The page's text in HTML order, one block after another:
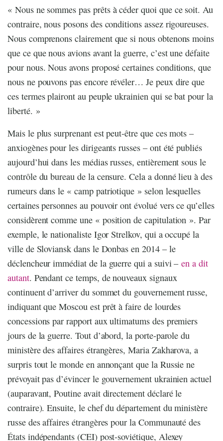
« Nous ne sommes pas prêts à céder quoi que ce soit. Au
contraire, nous posons des conditions assez rigoureuses.
Nous comprenons clairement que si nous obtenons moins
que ce que nous avions avant la guerre, c’est une défaite
pour nous. Nous avons proposé certaines conditions, que
nous ne pouvons pas encore révéler… Je peux dire que
ces termes plairont au peuple ukrainien qui se bat pour la
liberté. »
Mais le plus surprenant est peut-être que ces mots –
anxiogènes pour les dirigeants russes – ont été publiés
aujourd’hui dans les médias russes, entièrement sous le
contrôle du bureau de la censure. Cela a donné lieu à des
rumeurs dans le « camp patriotique » selon lesquelles
certaines personnes au pouvoir ont évolué vers ce qu’elles
considèrent comme une « position de capitulation ». Par
exemple, le nationaliste Igor Strelkov, qui a occupé la
ville de Sloviansk dans le Donbas en 2014 – le
déclencheur immédiat de la guerre qui a suivi –en a dit
autant. Pendant ce temps, de nouveaux signaux
continuent d’arriver du sommet du gouvernement russe,
indiquant que Moscou est prêt à faire de lourdes
concessions par rapport aux ultimatums des premiers
jours de la guerre. Tout d’abord, la porte-parole du
ministère des affaires étrangères, Maria Zakharova, a
surpris tout le monde en annonçant que la Russie ne
prévoyait pas d’évincer le gouvernement ukrainien actuel
(auparavant, Poutine avait directement déclaré le
contraire). Ensuite, le chef du département du ministère
russe des affaires étrangères pour la Communauté des
États indépendants (CEI) post-soviétique, Alexey